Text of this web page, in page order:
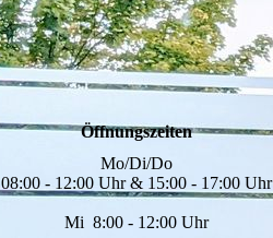
Öffnungszeiten
Mo/Di/Do
08:00 - 12:00 Uhr & 15:00 - 17:00 Uhr
Mi 8:00 - 12:00 Uhr